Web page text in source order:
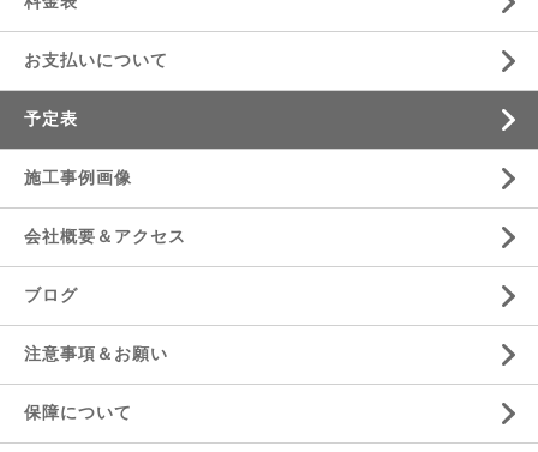
お支払いについて
予定表
施工事例画像
会社概要＆アクセス
ブログ
注意事項＆お願い
保障について